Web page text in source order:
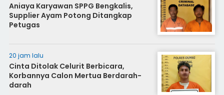
Aniaya Karyawan SPPG Bengkalis,
Supplier Ayam Potong Ditangkap
Petugas
20 jam lalu
Cinta Ditolak Celurit Berbicara,
Korbannya Calon Mertua Berdarah-
darah